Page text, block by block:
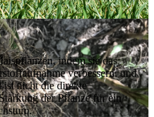
indem sie das
verbessern, und
ist nicht die direkte
der Pflanze für ein